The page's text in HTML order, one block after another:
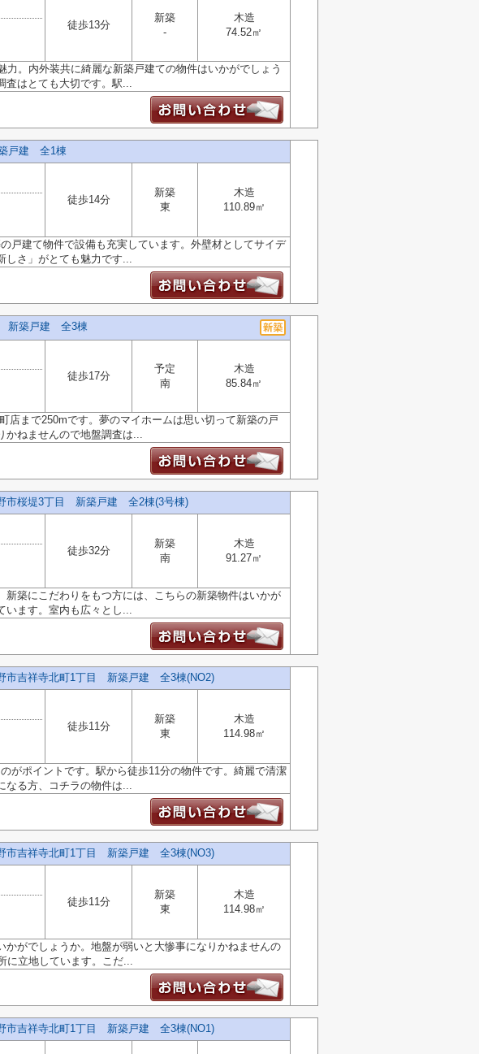
徒歩13分
新築
-
木造
74.52㎡
。内外装共に綺麗な新築戸建ての物件はいかがでしょう
査はとても大切です。駅...
戸建 全1棟
徒歩14分
新築
東
木造
110.89㎡
戸建て物件で設備も充実しています。外壁材としてサイデ
しさ」がとても魅力です...
新築戸建 全3棟
徒歩17分
予定
南
木造
85.84㎡
店まで250mです。夢のマイホームは思い切って新築の戸
かねませんので地盤調査は...
野市桜堤3丁目 新築戸建 全2棟(3号棟)
徒歩32分
新築
南
木造
91.27㎡
築にこだわりをもつ方には、こちらの新築物件はいかが
います。室内も広々とし...
野市吉祥寺北町1丁目 新築戸建 全3棟(NO2)
徒歩11分
新築
東
木造
114.98㎡
がポイントです。駅から徒歩11分の物件です。綺麗で清潔
なる方、コチラの物件は...
野市吉祥寺北町1丁目 新築戸建 全3棟(NO3)
徒歩11分
新築
東
木造
114.98㎡
がでしょうか。地盤が弱いと大惨事になりかねませんの
に立地しています。こだ...
野市吉祥寺北町1丁目 新築戸建 全3棟(NO1)